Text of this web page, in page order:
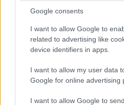
Google consents
I want to allow Google to
related to advertising like
device identifiers in apps.
I want to allow my user data
Google for online advertising
I want to allow Google to
25,99€ και θα τη βρείτε